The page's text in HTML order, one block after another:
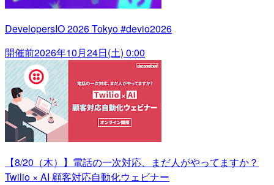
DevelopersIO 2026 Tokyo #devio2026
開催前2026年10月24日(土) 0:00
【8/20（木）】電話の一次対応、まだ人がやってますか？
Twilio × AI 顧客対応自動化ウェビナー